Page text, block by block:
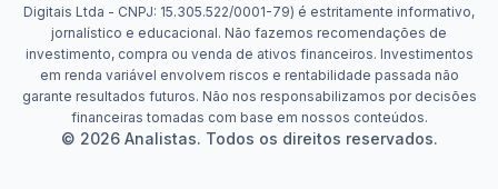
Digitais Ltda - CNPJ: 15.305.522/0001-79) é estritamente informativo,
jornalístico e educacional. Não fazemos recomendações de
investimento, compra ou venda de ativos financeiros. Investimentos
em renda variável envolvem riscos e rentabilidade passada não
garante resultados futuros. Não nos responsabilizamos por decisões
financeiras tomadas com base em nossos conteúdos.
© 2026 Analistas. Todos os direitos reservados.